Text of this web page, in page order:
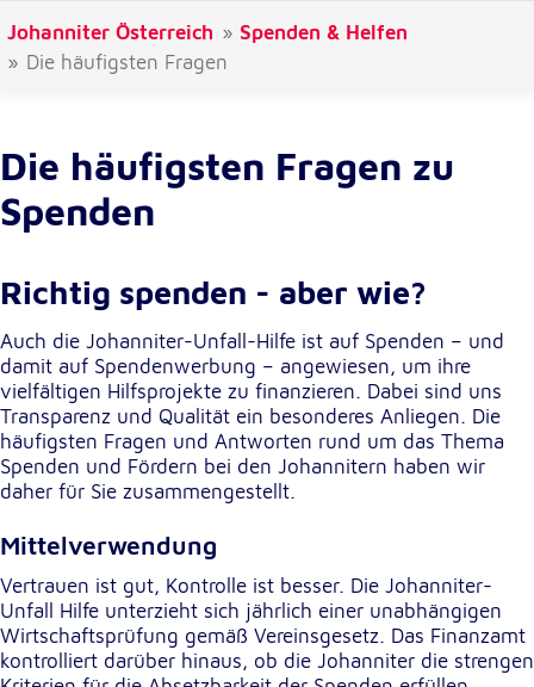
Johanniter Österreich
Spenden & Helfen
Die häufigsten Fragen
Die häufigsten Fragen zu
Spenden
Richtig spenden - aber wie?
Auch die Johanniter-Unfall-Hilfe ist auf Spenden – und
damit auf Spendenwerbung – angewiesen, um ihre
vielfältigen Hilfsprojekte zu finanzieren. Dabei sind uns
Transparenz und Qualität ein besonderes Anliegen. Die
häufigsten Fragen und Antworten rund um das Thema
Spenden und Fördern bei den Johannitern haben wir
daher für Sie zusammengestellt.
Mittelverwendung
Vertrauen ist gut, Kontrolle ist besser. Die Johanniter-
Unfall Hilfe unterzieht sich jährlich einer unabhängigen
Wirtschaftsprüfung gemäß Vereinsgesetz. Das Finanzamt
kontrolliert darüber hinaus, ob die Johanniter die strengen
Cookie Laufzeit:
1 Jahr
Name:
cookie_consent
Dieser Cookie speichert die ausgewählten
Einverständnis-Optionen des Benutzers
Cookie Laufzeit:
1 Jahr
Statistik
Statistik Cookies erfassen Informationen anonym.
unsere Besucher unsere Website nutzen.
Google Analytics
Name:
_ga, _gid, _gac_gb_